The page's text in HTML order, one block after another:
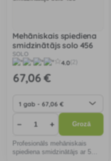
Mehāniskais spiediena
smidzinātājs solo 456
SOLO
4.0
67,06 €
− + Grozā
Profesionāls mehāniskais
spiediena smidzinātājs ar 5